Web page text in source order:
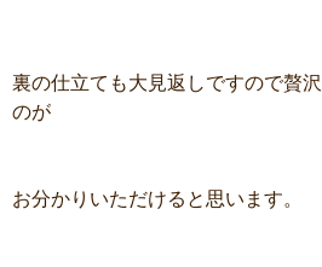
裏の仕立ても大見返しですので贅
のが
お分かりいただけると思います。